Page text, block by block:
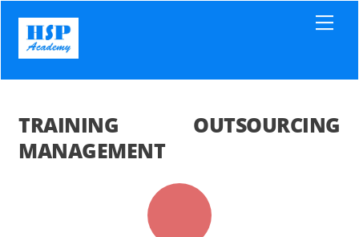
content
TRAINING OUTSOURCING
MANAGEMENT